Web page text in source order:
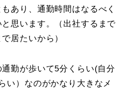
あり、通勤時間はなるべく
思います。（出社するまで
居たいから）
勤が歩いて5分くらい(自分
い）なのがかなり大きなメ